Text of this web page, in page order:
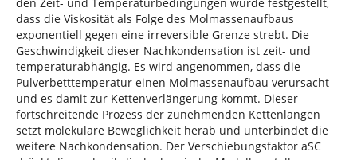
dass die Viskosität als Folge des Molmassenaufbaus
exponentiell gegen eine irreversible Grenze strebt. Die
Geschwindigkeit dieser Nachkondensation ist zeit- und
temperaturabhängig. Es wird angenommen, dass die
Pulverbetttemperatur einen Molmassenaufbau verursacht
und es damit zur Kettenverlängerung kommt. Dieser
fortschreitende Prozess der zunehmenden Kettenlängen
setzt molekulare Beweglichkeit herab und unterbindet die
weitere Nachkondensation. Der Verschiebungsfaktor aSC